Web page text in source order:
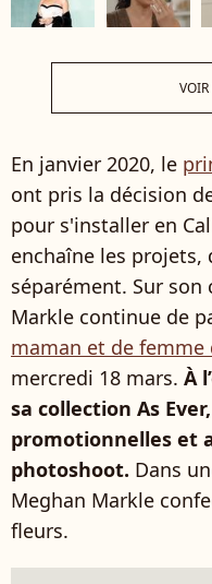
En janvier 2020, le
ont pris la décision
pour s'installer en
enchaîne les projets,
séparément. Sur
Markle continue de
maman et de femme
mercredi 18 mars. À
sa collection As
promotionnelles et
photoshoot. Dans
Meghan Markle
fleurs.